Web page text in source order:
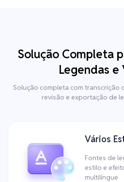
Solução Completa
Legendas e
Solução completa com transcrição
revisão e exportação de
Vários
Fontes de
estilo e
multilíngue